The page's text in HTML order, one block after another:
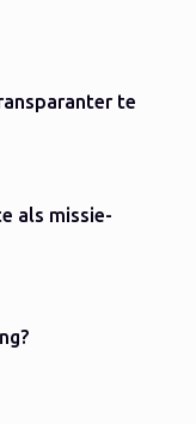
te
als missie-